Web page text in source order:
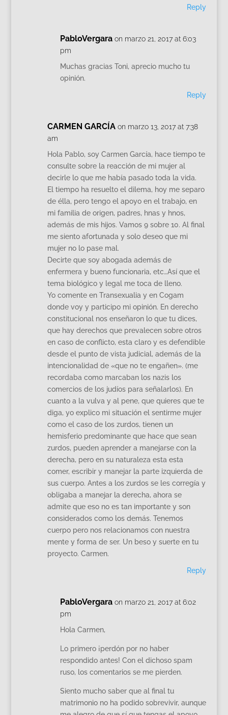
Reply
PabloVergara on marzo 21, 2017 at 6:03
pm
Muchas gracias Toni, aprecio mucho tu
opinión.
Reply
CARMEN GARCÍA on marzo 13, 2017 at 7:38
am
Hola Pablo, soy Carmen García, hace tiempo te
consulte sobre la reacción de mi mujer al
decirle lo que me había pasado toda la vida.
El tiempo ha resuelto el dilema, hoy me separo
de élla, pero tengo el apoyo en el trabajo, en
mi familia de origen, padres, hnas y hnos,
además de mis hijos. Vamos 9 sobre 10. Al final
me siento afortunada y solo deseo que mi
mujer no lo pase mal.
Decirte que soy abogada además de
enfermera y bueno funcionaria, etc…Así que el
tema biológico y legal me toca de lleno.
Yo comente en Transexualia y en Cogam
donde voy y participo mi opinión. En derecho
constitucional nos enseñaron lo que tu dices,
que hay derechos que prevalecen sobre otros
en caso de conflicto, esta claro y es defendible
desde el punto de vista judicial, además de la
intencionalidad de «que no te engañen». (me
recordaba como marcaban los nazis los
comercios de los judíos para señalarlos). En
cuanto a la vulva y al pene, que quieres que te
diga, yo explico mi situación el sentirme mujer
como el caso de los zurdos, tienen un
hemisferio predominante que hace que sean
zurdos, pueden aprender a manejarse con la
derecha, pero en su naturaleza esta esta
comer, escribir y manejar la parte izquierda de
sus cuerpo. Antes a los zurdos se les corregía y
obligaba a manejar la derecha, ahora se
admite que eso no es tan importante y son
considerados como los demás. Tenemos
cuerpo pero nos relacionamos con nuestra
mente y forma de ser. Un beso y suerte en tu
proyecto. Carmen.
Reply
PabloVergara on marzo 21, 2017 at 6:02
pm
Hola Carmen,
Lo primero ¡perdón por no haber
respondido antes! Con el dichoso spam
ruso, los comentarios se me pierden.
Siento mucho saber que al final tu
matrimonio no ha podido sobrevivir, aunque